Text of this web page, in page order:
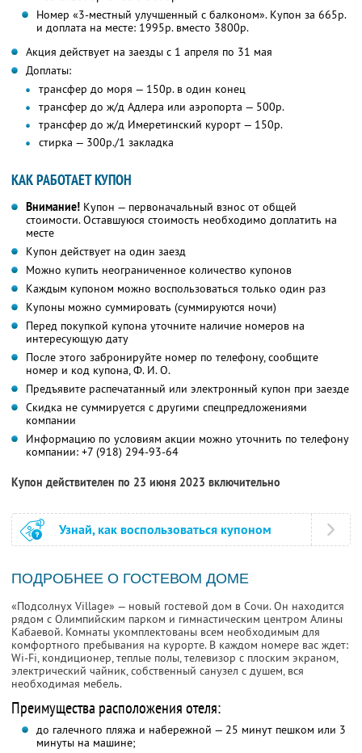
Номер «3-местный улучшенный с балконом». Купон за 665р.
и доплата на месте: 1995р. вместо 3800р.
Акция действует на заезды с 1 апреля по 31 мая
Доплаты:
трансфер до моря — 150р. в один конец
трансфер до ж/д Адлера или аэропорта — 500р.
трансфер до ж/д Имеретинский курорт — 150р.
стирка — 300р./1 закладка
КАК РАБОТАЕТ КУПОН
Внимание! Купон — первоначальный взнос от общей
стоимости. Оставшуюся стоимость необходимо доплатить на
месте
Купон действует на один заезд
Можно купить неограниченное количество купонов
Каждым купоном можно воспользоваться только один раз
Купоны можно суммировать (суммируются ночи)
Перед покупкой купона уточните наличие номеров на
интересующую дату
После этого забронируйте номер по телефону, сообщите
номер и код купона,Ф. И. О.
Предъявите распечатанный или электронный купон при заезде
Скидка не суммируется с другими спецпредложениями
компании
Информацию по условиям акции можно уточнить по телефону
компании: +7 (918) 294-93-64
Купон действителен по 23 июня 2023 включительно
Узнай, как воспользоваться купоном
ПОДРОБНЕЕ О ГОСТЕВОМ ДОМЕ
«Подсолнух Village» — новый гостевой дом в Сочи. Он находится
рядом с Олимпийским парком и гимнастическим центром Алины
Кабаевой. Комнаты укомплектованы всем необходимым для
комфортного пребывания на курорте. В каждом номере вас ждет:
Wi-Fi, кондиционер, теплые полы, телевизор с плоским экраном,
электрический чайник, собственный санузел с душем, вся
необходимая мебель.
Преимущества расположения отеля:
до галечного пляжа и набережной — 25 минут пешком или 3
минуты на машине;